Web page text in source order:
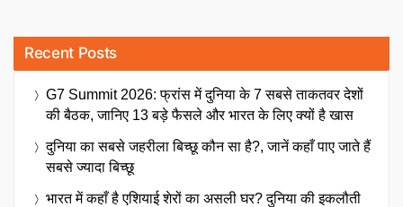
Recent Posts
G7 Summit 2026: फ्रांस में दुनिया के 7 सबसे ताकतवर देशों
की बैठक, जानिए 13 बड़े फैसले और भारत के लिए क्यों है खास
दुनिया का सबसे जहरीला बिच्छू कौन सा है?, जानें कहाँ पाए जाते हैं
सबसे ज्यादा बिच्छू
भारत में कहाँ है एशियाई शेरों का असली घर? दुनिया की इकलौती